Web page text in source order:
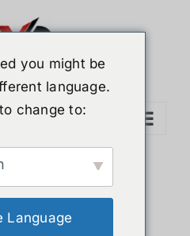
น Meta
you might be
language.
change to:
Language